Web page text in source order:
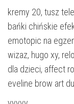
kremy 20, tusz
bańki chińskie
emotopic na
wizaz, hugo xy,
dla dzieci, affect
eveline brow art